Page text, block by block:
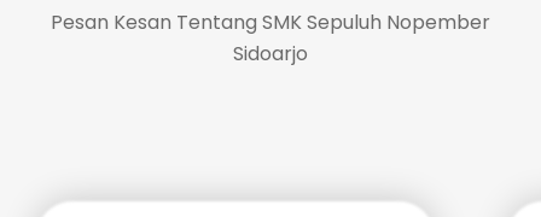
Pesan Kesan Tentang SMK Sepuluh Nopember
Sidoarjo